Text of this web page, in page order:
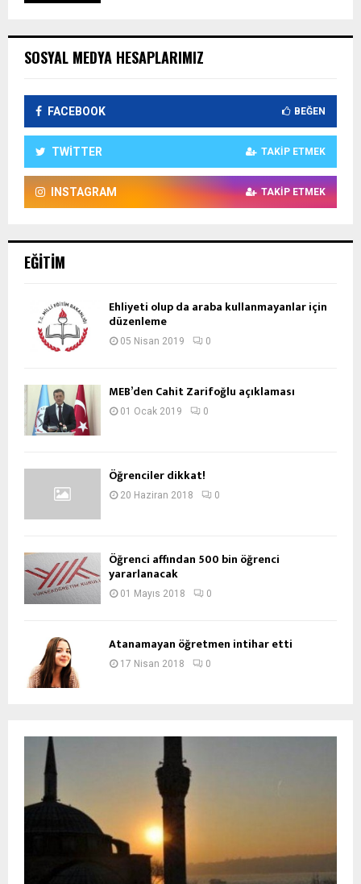
SOSYAL MEDYA HESAPLARIMIZ
FACEBOOK BEĞEN
TWITTER TAKIP ETMEK
INSTAGRAM TAKIP ETMEK
EĞITIM
Ehliyeti olup da araba kullanmayanlar için
düzenleme
05 Nisan 2019 0
MEB’den Cahit Zarifoğlu açıklaması
01 Ocak 2019 0
Öğrenciler dikkat!
20 Haziran 2018 0
Öğrenci affından 500 bin öğrenci
yararlanacak
01 Mayıs 2018 0
Atanamayan öğretmen intihar etti
17 Nisan 2018 0